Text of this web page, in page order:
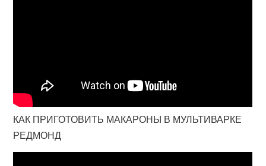
КАК ПРИГОТОВИТЬ МАКАРОНЫ В МУЛЬТИВАРКЕ
РЕДМОНД